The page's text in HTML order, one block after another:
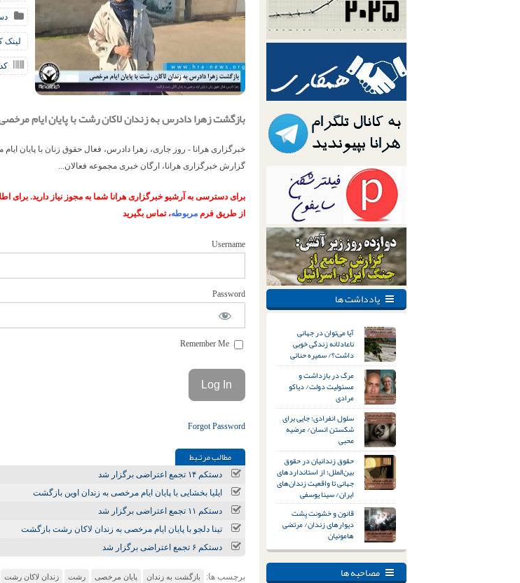
لینک
کد
بازگشت زهرا دادرس به زندان لاکان رشت با پایان ایام
خبرگزاری هرانا - روز جاری، زهرا دادرس، فعال حقوق زنان با پایان
گزارش خبرگزاری هرانا، ارگان خبری مجموعه فعالان...
برای دسترسی به آرشیو خبرگزاری هرانا شما به مجوز نیاز دارید. برای
از طریق فرم مربوطه، تماس بگیرید
Username
Password
Forgot Password
مطالب مرتـبط
دستکم ۱۴ تجمع اعتراضی برگزار شد
ایلیا بخشایی با پایان ایام مرخصی به زندان اوین بازگشت
دستکم ۱۱ تجمع اعتراضی برگزار شد
تینا دلجو با پایان ایام مرخصی به زندان لاکان رشت بازگشت
دستکم ۶ تجمع اعتراضی برگزار شد
برچسب ها: بازگشت به زندان پایان مرخصی رشت زندان لاکان رشت
یادداشت ها
آیا می‌توان در جهانی
ناعادلانه زندگی خوبی
داشت؟/ سمیره حنائی
مرگ در بازداشت و
مسئولیت دولت/ دیاکو
مرادی
سلول انفرادی؛ جایی برای
شکستن انسان/ مرضیه
محبی
حقوق زندانیان در حقوق
بین‌الملل؛ از استانداردهای
جهانی تا واقعیت زندان‌های
ایران/ سینا یوسفی
قانون و خشونت پشت
دیوارهای زندان/ مرتضی
هامونیان
مصاحبه ها